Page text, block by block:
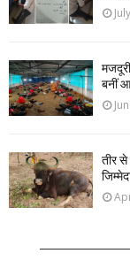
बनीं
तीर से